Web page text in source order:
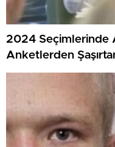
2024 Seçimlerinde
Anketlerden